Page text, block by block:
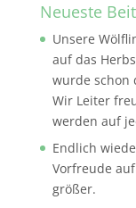
Neueste
Unsere
auf das
wurde schon
Wir Leiter
werden auf
Endlich
Vorfreude
größer.